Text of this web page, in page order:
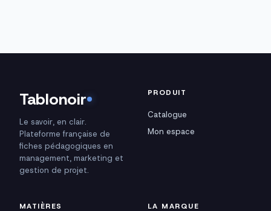
Tablonoir
Le savoir, en clair.
Plateforme française de
fiches pédagogiques en
management, marketing et
gestion de projet.
PRODUIT
Catalogue
Mon espace
MATIÈRES LA MARQUE